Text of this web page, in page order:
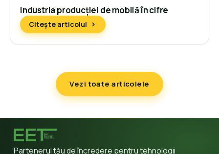
Industria producției de mobilă în cifre
Citește articolul
Vezi toate articolele
Partenerul tău de încredere pentru tehnologii